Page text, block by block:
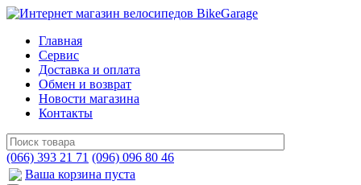
Главная
Сервис
Доставка и оплата
Обмен и возврат
Новости магазина
Контакты
(066) 393 21 71 (096) 096 80 46
Ваша корзина пуста